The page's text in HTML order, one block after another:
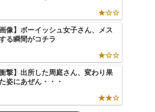
★☆☆
画像】ボーイッシュ女子さん、メス
る瞬間がコチラ
★☆☆
衝撃】出所した周庭さん、変わり果
姿にあぜん・・・
★★☆